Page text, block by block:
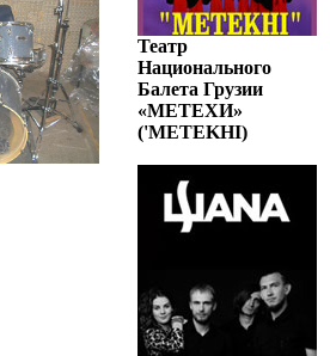
Театр
Национального
Балета Грузии
«МЕТЕХИ»
('METEKHI)